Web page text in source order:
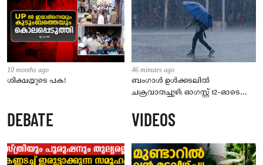
10 months ago
ശിക്ഷയുടെ പക!
46 minutes ago
ബംഗാൾ ഉൾക്കടലിൽ
ചക്രവാതച്ചുഴി: ഓഗസ്റ്റ് 12-ഓടെ
ദിവസം മഴ മുന്നറിയിപ്പ്
DEBATE VIDEOS